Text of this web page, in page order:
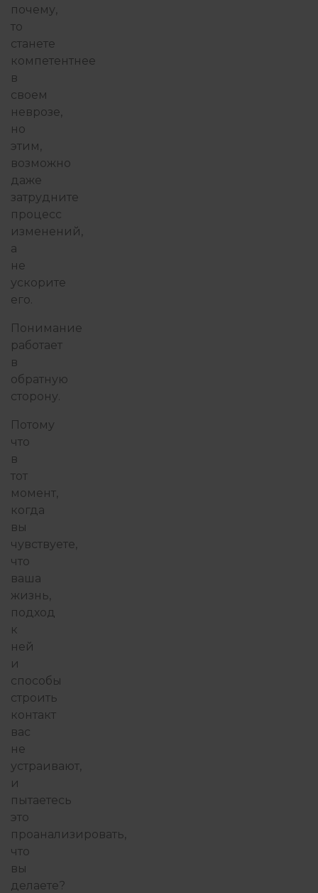
почему,
то
станете
компетентнее
в
своем
неврозе,
но
этим,
возможно
даже
затрудните
процесс
изменений,
а
не
ускорите
его.
Понимание
работает
в
обратную
сторону.
Потому
что
в
тот
момент,
когда
вы
чувствуете,
что
ваша
жизнь,
подход
к
ней
и
способы
строить
контакт
вас
не
устраивают,
и
пытаетесь
это
проанализировать,
что
вы
делаете?